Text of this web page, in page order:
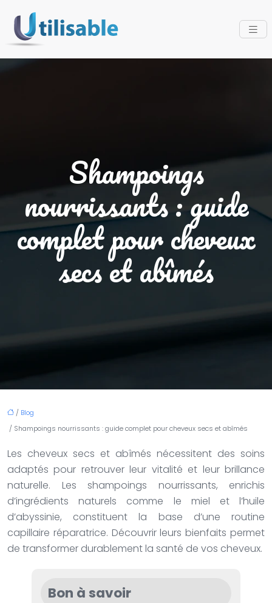
Shampoings
nourrissants : guide
complet pour cheveux
secs et abîmés
/ Blog
/ Shampoings nourrissants : guide complet pour cheveux secs et abîmés
Les cheveux secs et abîmés nécessitent des soins
adaptés pour retrouver leur vitalité et leur brillance
naturelle. Les shampoings nourrissants, enrichis
d’ingrédients naturels comme le miel et l’huile
d’abyssinie, constituent la base d’une routine
capillaire réparatrice. Découvrir leurs bienfaits permet
de transformer durablement la santé de vos cheveux.
Bon à savoir